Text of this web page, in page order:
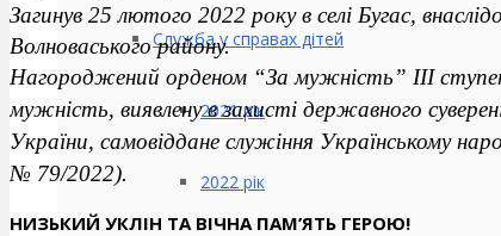
Служба у справах дітей
2021 рік
2022 рік
Загинув 25 лютого 2022 року в селі Бугас,
Волноваського району.
Нагороджений орденом “За мужність” ІІІ
мужність, виявлену в захисті державного
України, самовіддане служіння Українському
№ 79/2022).
НИЗЬКИЙ УКЛІН ТА ВІЧНА ПАМ’ЯТЬ ГЕРОЮ!